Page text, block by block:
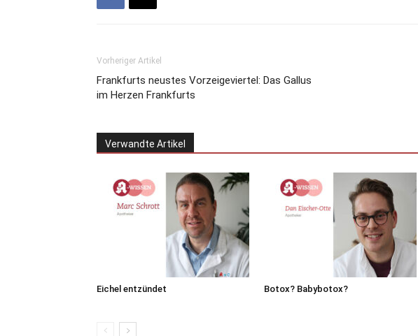
Vorheriger Artikel
Frankfurts neustes Vorzeigeviertel: Das Gallus
im Herzen Frankfurts
Verwandte Artikel
Eichel entzündet Botox? Babybotox?